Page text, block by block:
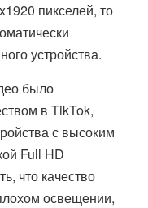
пикселей, то
устройства.
было
в TikTok,
с высоким
Full HD
что качество
освещении,